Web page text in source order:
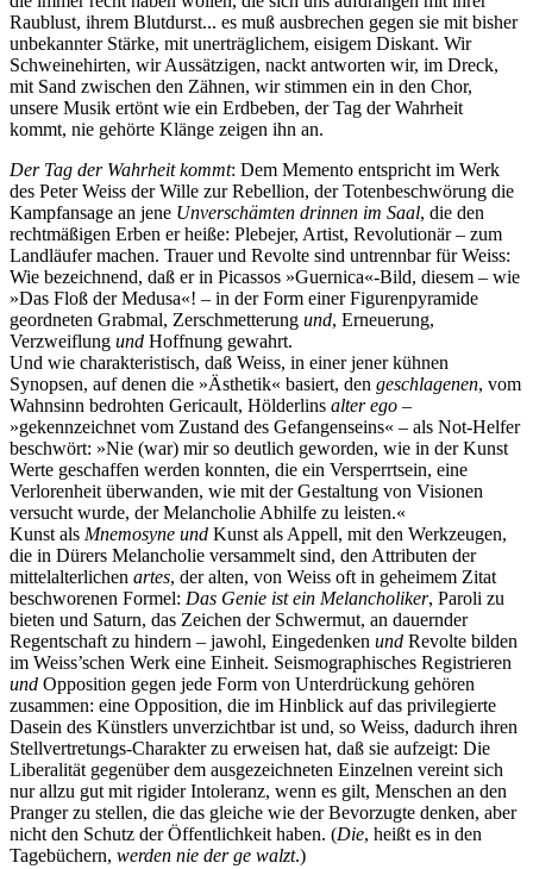
Raublust, ihrem Blutdurst... es muß ausbrechen gegen sie mit bisher
unbekannter Stärke, mit unerträglichem, eisigem Diskant. Wir
Schweinehirten, wir Aussätzigen, nackt antworten wir, im Dreck,
mit Sand zwischen den Zähnen, wir stimmen ein in den Chor,
unsere Musik ertönt wie ein Erdbeben, der Tag der Wahrheit
kommt, nie gehörte Klänge zeigen ihn an.
Der Tag der Wahrheit kommt: Dem Memento entspricht im Werk
des Peter Weiss der Wille zur Rebellion, der Totenbeschwörung die
Kampfansage an jene Unverschämten drinnen im Saal, die den
rechtmäßigen Erben er heiße: Plebejer, Artist, Revolutionär – zum
Landläufer machen. Trauer und Revolte sind untrennbar für Weiss:
Wie bezeichnend, daß er in Picassos »Guernica«-Bild, diesem – wie
»Das Floß der Medusa«! – in der Form einer Figurenpyramide
geordneten Grabmal, Zerschmetterung und, Erneuerung,
Verzweiflung und Hoffnung gewahrt.
Und wie charakteristisch, daß Weiss, in einer jener kühnen
Synopsen, auf denen die »Ästhetik« basiert, den geschlagenen, vom
Wahnsinn bedrohten Gericault, Hölderlins alter ego –
»gekennzeichnet vom Zustand des Gefangenseins« – als Not-Helfer
beschwört: »Nie (war) mir so deutlich geworden, wie in der Kunst
Werte geschaffen werden konnten, die ein Versperrtsein, eine
Verlorenheit überwanden, wie mit der Gestaltung von Visionen
versucht wurde, der Melancholie Abhilfe zu leisten.«
Kunst als Mnemosyne und Kunst als Appell, mit den Werkzeugen,
die in Dürers Melancholie versammelt sind, den Attributen der
mittelalterlichen artes, der alten, von Weiss oft in geheimem Zitat
beschworenen Formel: Das Genie ist ein Melancholiker, Paroli zu
bieten und Saturn, das Zeichen der Schwermut, an dauernder
Regentschaft zu hindern – jawohl, Eingedenken und Revolte bilden
im Weiss’schen Werk eine Einheit. Seismographisches Registrieren
und Opposition gegen jede Form von Unterdrückung gehören
zusammen: eine Opposition, die im Hinblick auf das privilegierte
Dasein des Künstlers unverzichtbar ist und, so Weiss, dadurch ihren
Stellvertretungs-Charakter zu erweisen hat, daß sie aufzeigt: Die
Liberalität gegenüber dem ausgezeichneten Einzelnen vereint sich
nur allzu gut mit rigider Intoleranz, wenn es gilt, Menschen an den
Pranger zu stellen, die das gleiche wie der Bevorzugte denken, aber
nicht den Schutz der Öffentlichkeit haben. (Die, heißt es in den
Tagebüchern, werden nie der ge walzt.)